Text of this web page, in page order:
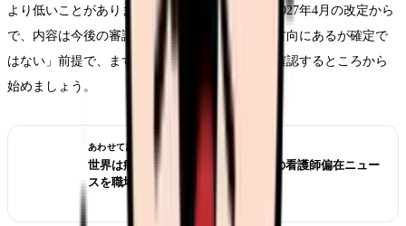
より低いことがあります。反映されるとすれば2027年4月の改定から
で、内容は今後の審議次第です。「処遇は改善方向にあるが確定で
はない」前提で、まず自分の年収の立ち位置を確認するところから
始めましょう。
あわせて読みたい
世界は病院から地域・在宅へ？ICNの看護師偏在ニュー
スを職場選びで読む